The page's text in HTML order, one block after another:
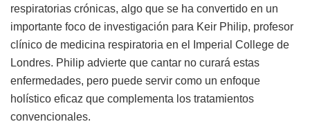
respiratorias crónicas, algo que se ha convertido en un
importante foco de investigación para Keir Philip, profesor
clínico de medicina respiratoria en el Imperial College de
Londres. Philip advierte que cantar no curará estas
enfermedades, pero puede servir como un enfoque
holístico eficaz que complementa los tratamientos
convencionales.